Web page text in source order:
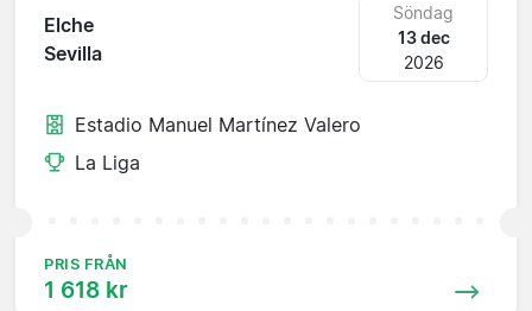
Elche
Sevilla
Söndag
13 dec
2026
Estadio Manuel Martínez Valero
La Liga
PRIS FRÅN
1 618 kr